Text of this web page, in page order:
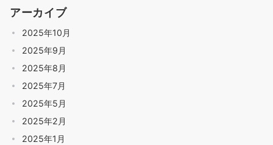
アーカイブ
2025年10月
2025年9月
2025年8月
2025年7月
2025年5月
2025年2月
2025年1月